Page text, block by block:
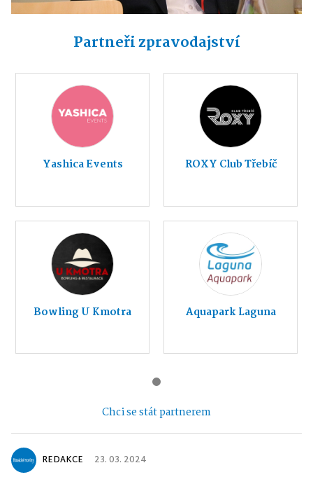
Partneři zpravodajství
Yashica Events ROXY Club Třebíč
Bowling U Kmotra Aquapark Laguna
Chci se stát partnerem
REDAKCE 23. 03. 2024